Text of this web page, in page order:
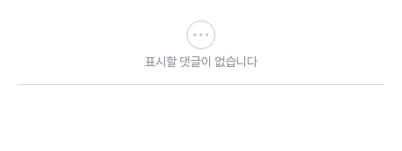
표시할 댓글이 없습니다